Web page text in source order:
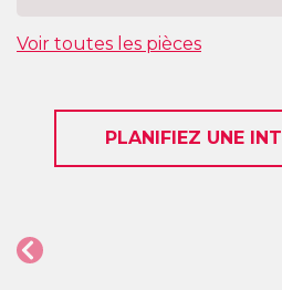
Voir toutes les pièces
PLANIFIEZ UNE